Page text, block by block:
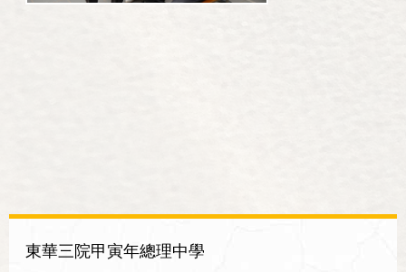
東華三院甲寅年總理中學